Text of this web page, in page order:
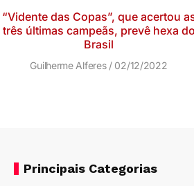
“Vidente das Copas”, que acertou
três últimas campeãs, prevê hexa do
Brasil
Guilherme Alferes 02/12/2022
Principais Categorias